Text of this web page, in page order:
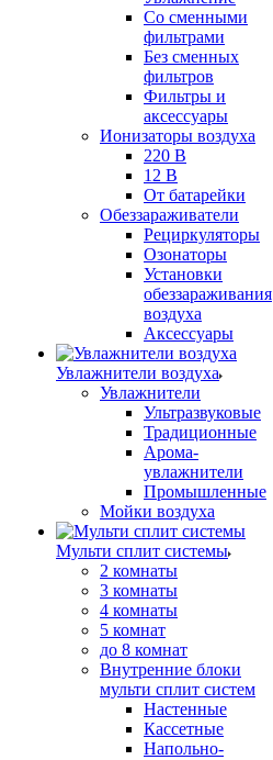
Cо сменными
фильтрами
Без сменных
фильтров
Фильтры и
аксессуары
Ионизаторы воздуха
220 В
12 В
От батарейки
Обеззараживатели
Рециркуляторы
Озонаторы
Установки
обеззараживания
воздуха
Аксессуары
Увлажнители воздуха
Увлажнители
Ультразвуковые
Традиционные
Арома-
увлажнители
Промышленные
Мойки воздуха
Мульти сплит системы
2 комнаты
3 комнаты
4 комнаты
5 комнат
до 8 комнат
Внутренние блоки
мульти сплит систем
Настенные
Кассетные
Напольно-